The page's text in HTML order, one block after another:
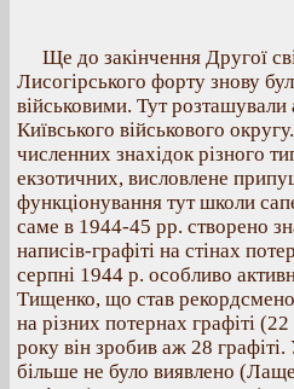
Ще до закінчення Другої
Лисогірського форту знову
військовими. Тут розташували
Київського військового
численних знахідок різного
екзотичних, висловлене
функціонування тут школи
саме в 1944-45 рр. створено
написів-графіті на стінах
серпні 1944 р. особливо
Тищенко, що став
на різних потернах графіті
року він зробив аж 28
більше не було виявлено